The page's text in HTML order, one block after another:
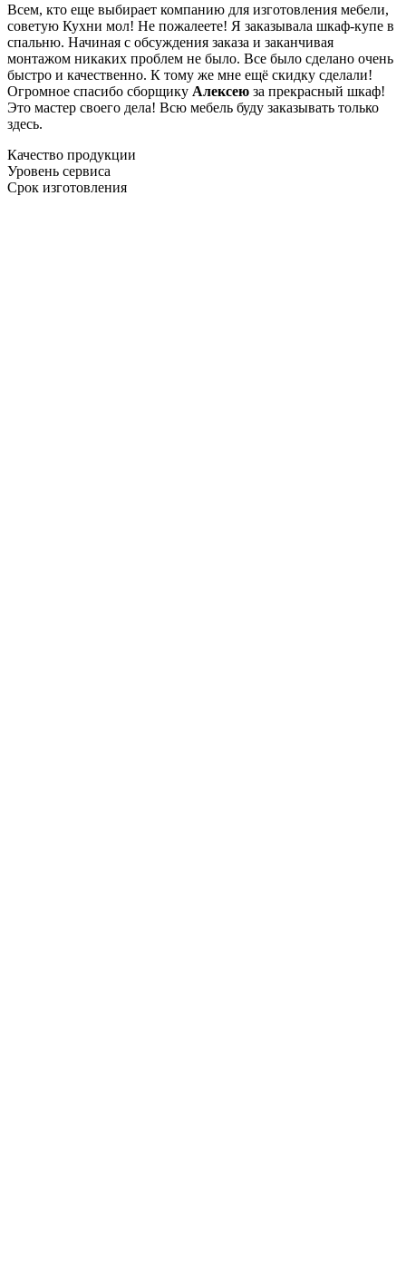
Всем, кто еще выбирает компанию для изготовления мебели,
советую Кухни мол! Не пожалеете! Я заказывала шкаф-купе в
спальню. Начиная с обсуждения заказа и заканчивая
монтажом никаких проблем не было. Все было сделано очень
быстро и качественно. К тому же мне ещё скидку сделали!
Огромное спасибо сборщику Алексею за прекрасный шкаф!
Это мастер своего дела! Всю мебель буду заказывать только
здесь.
Качество продукции
Уровень сервиса
Срок изготовления